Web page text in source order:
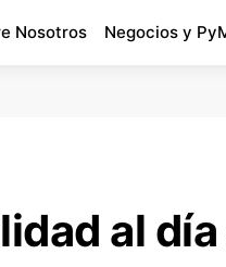
Nosotros Negocios y
al